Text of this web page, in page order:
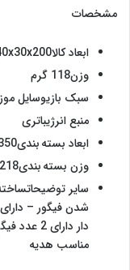
مشخصات
ابعاد کالا140x30x200 میلی متر
وزن118 گرم
سبک بازیوسایل
منبع انرژیباتری
ابعاد بسته بندی260x70x350
وزن بسته بندی218
سایر
شدن فیگور –
دار
مناسب هدیه